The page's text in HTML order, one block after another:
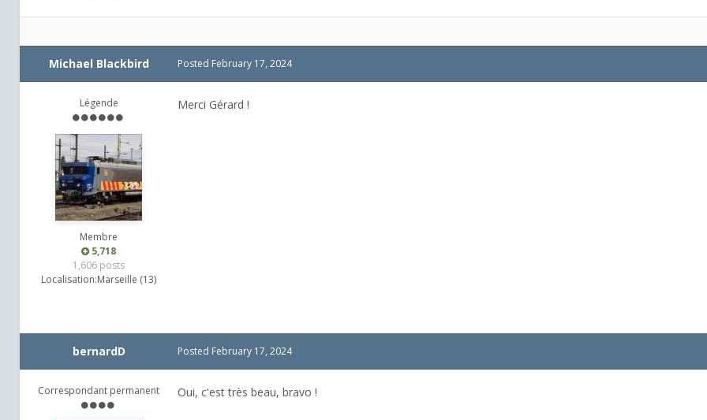
Michael Blackbird
Légende
Membre
5,718
1,606 posts
Localisation:Marseille (13)
Posted February 17, 2024
Merci Gérard !
bernardD
Correspondant permanent
Posted February 17, 2024
Oui, c'est très beau, bravo !